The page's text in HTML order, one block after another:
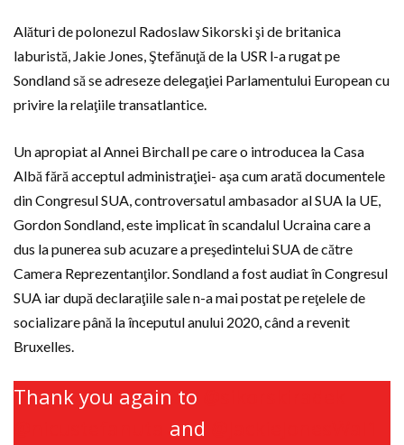
Alături de polonezul Radoslaw Sikorski şi de britanica
laburistă, Jakie Jones, Ştefănuţă de la USR l-a rugat pe
Sondland să se adreseze delegaţiei Parlamentului European cu
privire la relaţiile transatlantice.
Un apropiat al Annei Birchall pe care o introducea la Casa
Albă fără acceptul administraţiei- aşa cum arată documentele
din Congresul SUA, controversatul ambasador al SUA la UE,
Gordon Sondland, este implicat în scandalul Ucraina care a
dus la punerea sub acuzare a preşedintelui SUA de către
Camera Reprezentanţilor. Sondland a fost audiat în Congresul
SUA iar după declaraţiile sale n-a mai postat pe reţelele de
socializare până la începutul anului 2020, când a revenit
Bruxelles.
Thank you again to
and